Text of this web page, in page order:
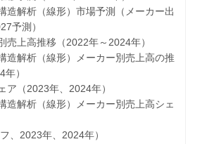
（線形）市場予測（メーカー出
予測）
上高推移（2022年～2024年）
（線形）メーカー別売上高の推
）
（2023年、2024年）
（線形）メーカー別売上高シェ
年、2024年）